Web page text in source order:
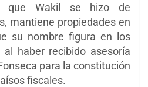
que Wakil se hizo de
mantiene propiedades en
su nombre figura en los
al haber recibido asesoría
para la constitución
fiscales.